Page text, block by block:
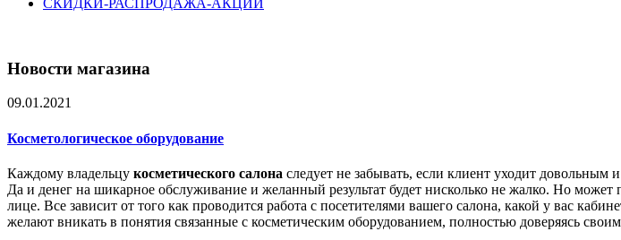
СКИДКИ-РАСПРОДАЖА-АКЦИИ
Новости магазина
09.01.2021
Косметологическое оборудование
Каждому владельцу косметического салона следует не забывать, если клиент уходит
Да и денег на шикарное обслуживание и желанный результат будет нисколько не жалко. Но может
лице. Все зависит от того как проводится работа с посетителями вашего салона, какой у вас
желают вникать в понятия связанные с косметическим оборудованием, полностью доверяясь